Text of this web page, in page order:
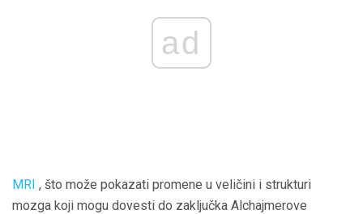
ad
MRI , što može pokazati promene u veličini i strukturi
mozga koji mogu dovesti do zaključka Alchajmerove